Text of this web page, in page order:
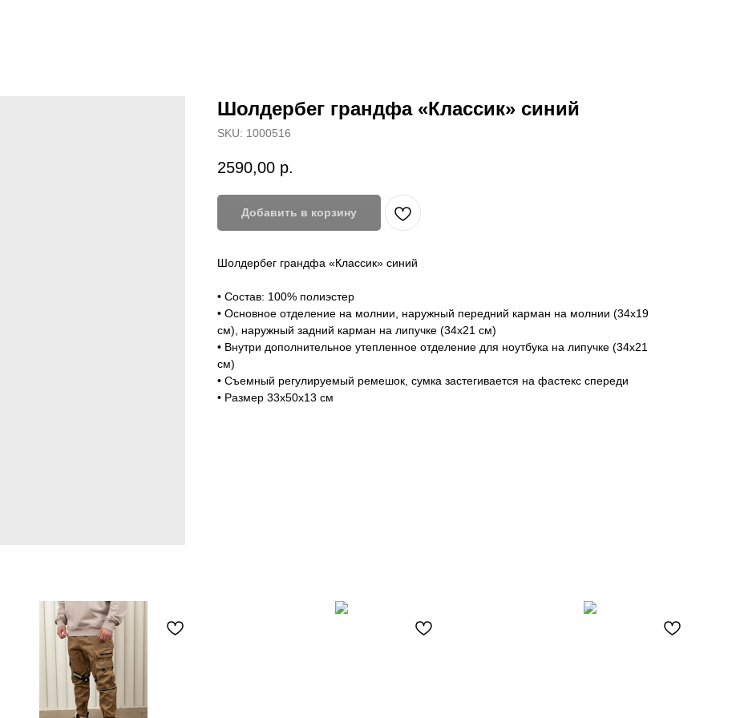
Шолдербег грандфа «Классик» синий
SKU: 1000516
2590,00 р.
Добавить в корзину
Шолдербег грандфа «Классик» синий
• Состав: 100% полиэстер
• Основное отделение на молнии, наружный передний карман на молнии (34х19
см), наружный задний карман на липучке (34х21 см)
• Внутри дополнительное утепленное отделение для ноутбука на липучке (34х21
см)
• Съемный регулируемый ремешок, сумка застегивается на фастекс спереди
• Размер 33х50х13 см